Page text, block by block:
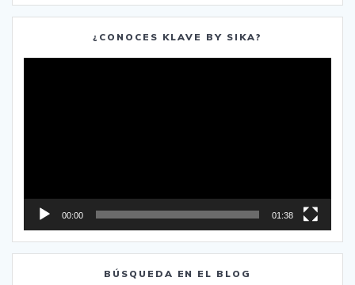
¿CONOCES KLAVE BY SIKA?
00:00 01:38
BÚSQUEDA EN EL BLOG